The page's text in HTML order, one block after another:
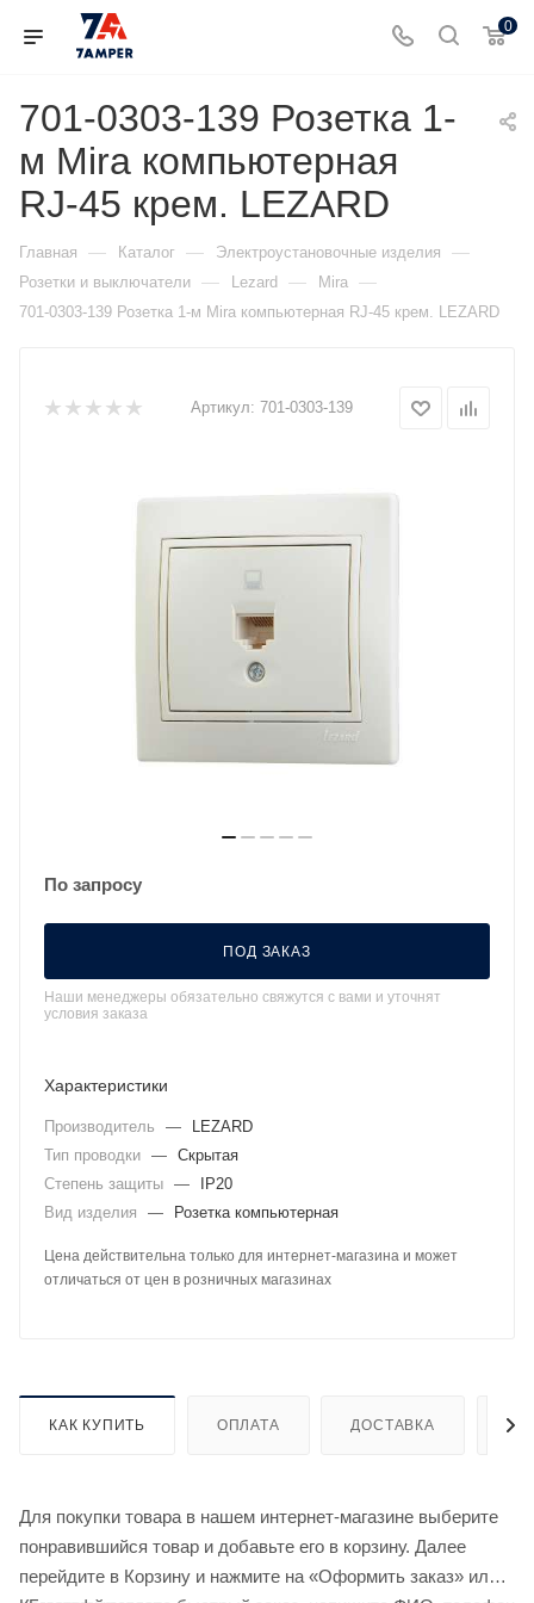
0
701-0303-139 Розетка 1-
м Mira компьютерная
RJ-45 крем. LEZARD
Главная — Каталог — Электроустановочные изделия —
Розетки и выключатели — Lezard — Mira —
701-0303-139 Розетка 1-м Mira компьютерная RJ-45 крем. LEZARD
Артикул: 701-0303-139
По запросу
ПОД ЗАКАЗ
Наши менеджеры обязательно свяжутся с вами и уточнят
условия заказа
Характеристики
Производитель —
LEZARD
Тип проводки — Скрытая
Степень защиты —
IP20
Вид изделия
— Розетка компьютерная
Цена действительна только для интернет-магазина и может
отличаться от цен в розничных магазинах
КАК КУПИТЬ ОПЛАТА ДОСТАВКА
Для покупки товара в нашем интернет-магазине выберите
понравившийся товар и добавьте его в корзину. Далее
перейдите в Корзину и нажмите на «Оформить заказ» или